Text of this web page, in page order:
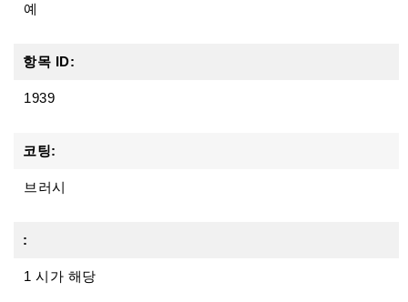
예
항목 ID:
1939
코팅:
브러시
:
1 시가 해당